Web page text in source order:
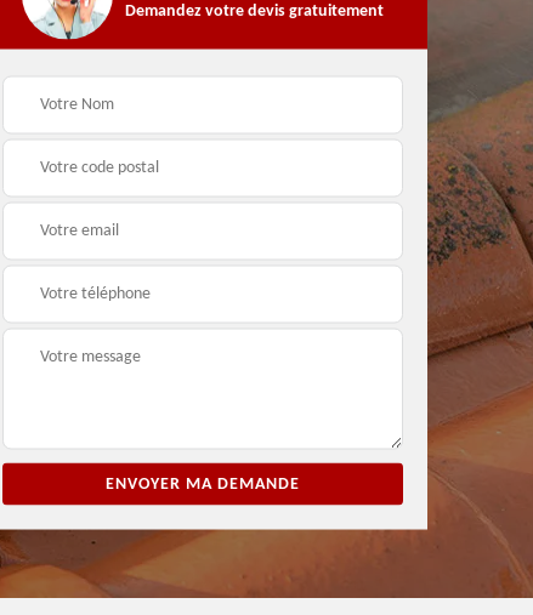
Entreprise de peinture
33
Peintre et peinture de
façade 33
Demandez votre devis gratuitement